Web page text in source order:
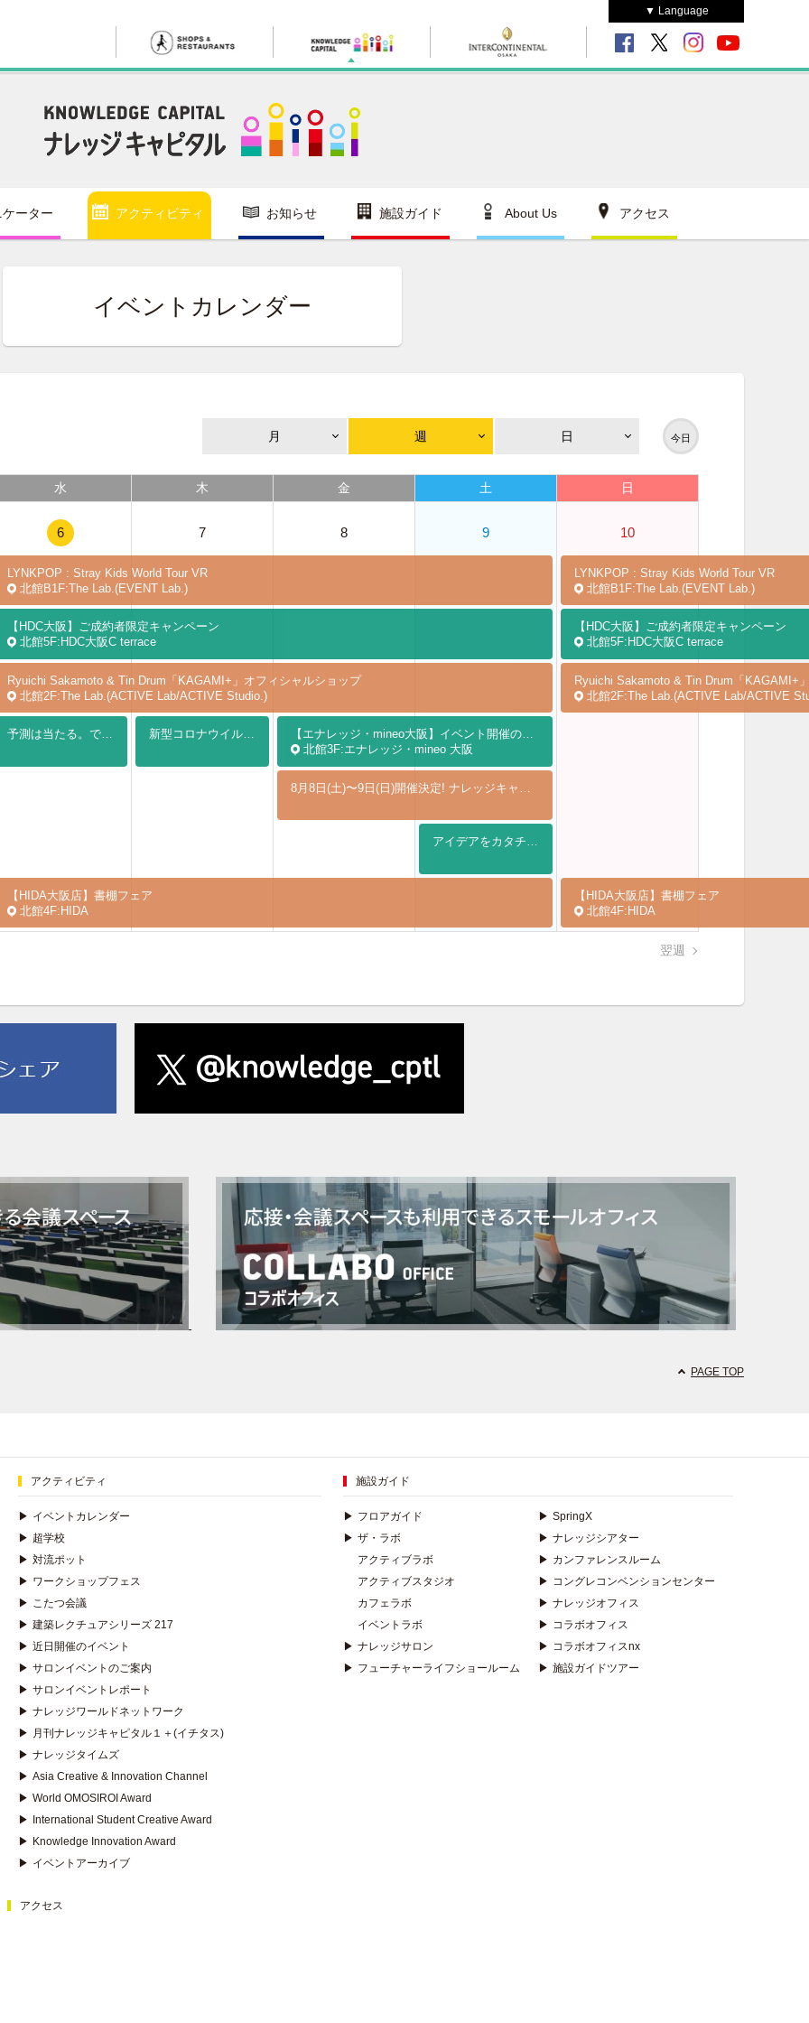
▼ Language
ーター アクティビティ お知らせ 施設ガイド About Us アクセス
イベントカレンダー
月 週 日 今日
水 木 金 土 日
6
LYNKPOP : Stray Kids World Tour VR
北館B1F:The Lab.(EVENT Lab.)
【HDC大阪】ご成約者限定キャンペーン
北館5F:HDC大阪C terrace
Ryuichi Sakamoto & Tin Drum「KAGAMI+」オフィシャルショップ
北館2F:The Lab.(ACTIVE Lab/ACTIVE Studio.)
予測は当たる。でも外れる。― 科学がひらく未来医療 ―
7
新型コロナウイルス感染症パンデミックへの緊急対応とワクチン
8
【エナレッジ・mineo大阪】イベント開催のお知らせ
北館3F:エナレッジ・mineo 大阪
9
アイデアをカタチに！3Dものづくりチャレンジ (全4回)
10
LYNKPOP : Stray Kids World Tour VR
北館B1F:The Lab.(EVENT Lab.)
【HDC大阪】ご成約者限定キャンペーン
北館5F:HDC大阪C terrace
Ryuichi Sakamoto & Tin Drum「KAGAMI+
北館2F:The Lab.(ACTIVE Lab/ACTIVE
【HIDA大阪店】書棚フェア
北館4F:HIDA
【HIDA大阪店】書棚フェア
北館4F:HIDA
翌週
PAGE TOP
アクティビティ
▶ イベントカレンダー
▶ 超学校
▶ 対流ポット
▶ ワークショップフェス
▶ こたつ会議
▶ 建築レクチュアシリーズ 217
▶ 近日開催のイベント
▶ サロンイベントのご案内
▶ サロンイベントレポート
▶ ナレッジワールドネットワーク
▶ 月刊ナレッジキャピタル１＋(イチタス)
▶ ナレッジタイムズ
▶ Asia Creative & Innovation Channel
▶ World OMOSIROI Award
▶
International Student Creative Award
▶ Knowledge Innovation Award
▶ イベントアーカイブ
施設ガイド
▶ フロアガイド
▶ ザ・ラボ
アクティブラボ
アクティブスタジオ
カフェラボ
イベントラボ
▶ ナレッジサロン
▶ フューチャーライフショールーム
▶ SpringX
▶ ナレッジシアター
▶ カンファレンスルーム
▶ コングレコンベンションセンター
▶ ナレッジオフィス
▶ コラボオフィス
▶ コラボオフィスnx
▶ 施設ガイドツアー
アクセス